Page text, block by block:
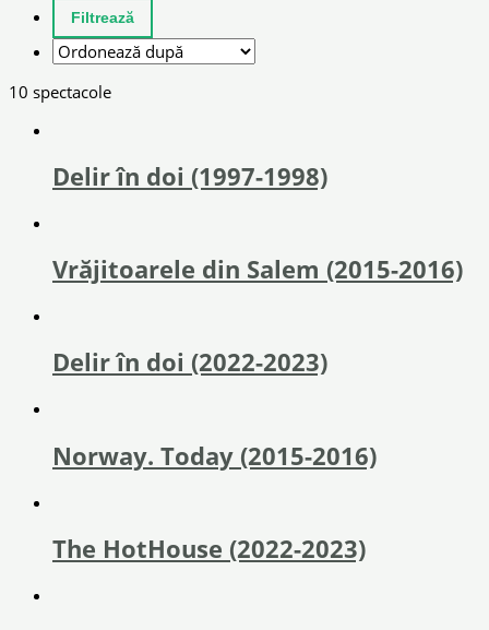
10 spectacole
Delir în doi (1997-1998)
Vrăjitoarele din Salem (2015-2016)
Delir în doi (2022-2023)
Norway. Today (2015-2016)
The HotHouse (2022-2023)